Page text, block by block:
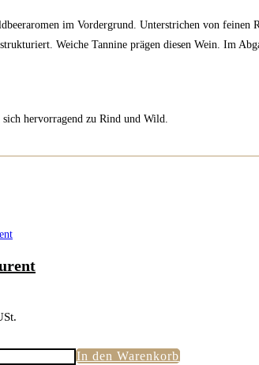
im Vordergrund. Unterstrichen von
Weiche Tannine prägen diesen Wein. Im
hervorragend zu Rind und Wild.
In den Warenkorb